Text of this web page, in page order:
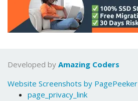
Developed by Amazing Coders
Website Screenshots by PagePeeker
page_privacy_link